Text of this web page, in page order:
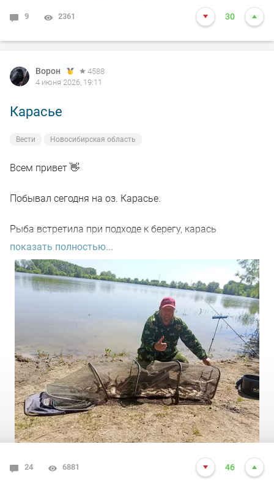
500.
Но - язь на резанку откликнулся , и порезвиться
Как то так, всем добра и НХНЧ.
#DUNAEV #DunaevНовосибирск
9 2361 30
Ворон
4588
4 июня 2026, 19:11
Карасье
Вести Новосибирская область
Всем привет 👋
Побывал сегодня на оз. Карасье.
Рыба встретила при подходе к берегу, карась
плескался прямо под ногами и особо не боялся.
Ловил на фидер и поплавок, кормил кормом от
компании Дунаев, карп натурал, карп черный
Фадеевской серии. Через пару кормушек начался клев,
а когда точки были раскормлены карась клевал как из
пулемета, с двумя палками справиться было сложно.
Наживку ел как ни в себя, причем ему было все равно
что есть.. опарыш, червяк, пуфы.. другое я не брал, но
думаю он бы начал есть все что ему дадут. Карась не
крупный, но бой давал серьезный, одно удовольствие
вываживать.
да и "рука бойца колоть врага устала", ещё и жара.. В
показать полностью...
24 6881 46